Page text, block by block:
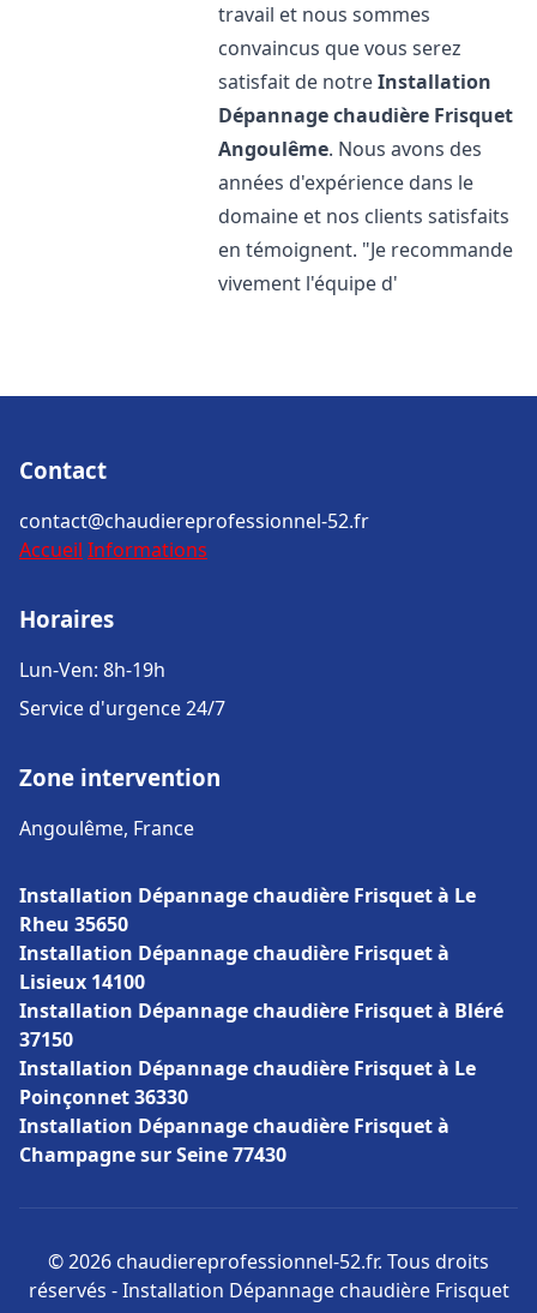
travail et nous sommes
convaincus que vous serez
satisfait de notreInstallation
Dépannage chaudière Frisquet
Angoulême. Nous avons des
années d'expérience dans le
domaine et nos clients satisfaits
en témoignent. "Je recommande
vivement l'équipe d'
Contact
contact@chaudiereprofessionnel-52.fr
Accueil Informations
Horaires
Lun-Ven: 8h-19h
Service d'urgence 24/7
Zone intervention
Angoulême, France
Installation Dépannage chaudière Frisquet à Le
Rheu 35650
Installation Dépannage chaudière Frisquet à
Lisieux 14100
Installation Dépannage chaudière Frisquet à Bléré
37150
Installation Dépannage chaudière Frisquet à Le
Poinçonnet 36330
Installation Dépannage chaudière Frisquet à
Champagne sur Seine 77430
© 2026 chaudiereprofessionnel-52.fr. Tous droits
réservés - Installation Dépannage chaudière Frisquet